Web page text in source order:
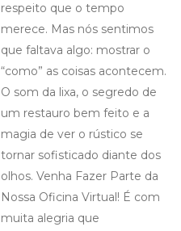
respeito que o tempo
merece. Mas nós sentimos
que faltava algo: mostrar o
“como” as coisas acontecem.
O som da lixa, o segredo de
um restauro bem feito e a
magia de ver o rústico se
tornar sofisticado diante dos
olhos. Venha Fazer Parte da
Nossa Oficina Virtual! É com
muita alegria que